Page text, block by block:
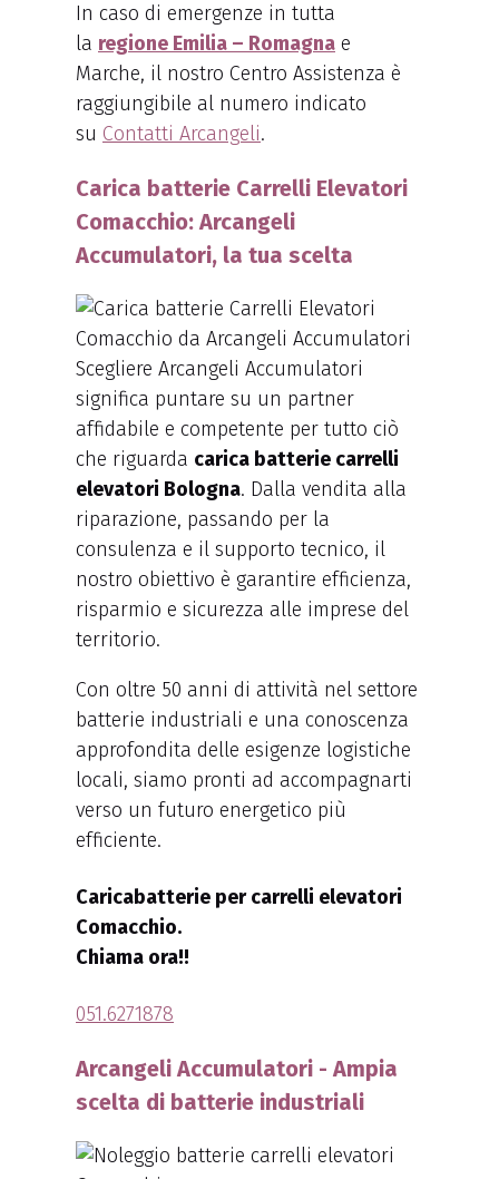
In caso di emergenze in tutta
la regione Emilia – Romagna e
Marche, il nostro Centro Assistenza è
raggiungibile al numero indicato
su Contatti Arcangeli.
Carica batterie Carrelli Elevatori
Comacchio: Arcangeli
Accumulatori, la tua scelta
Scegliere Arcangeli Accumulatori
significa puntare su un partner
affidabile e competente per tutto ciò
che riguarda carica batterie carrelli
elevatori Bologna. Dalla vendita alla
riparazione, passando per la
consulenza e il supporto tecnico, il
nostro obiettivo è garantire efficienza,
risparmio e sicurezza alle imprese del
territorio.
Con oltre 50 anni di attività nel settore
batterie industriali e una conoscenza
approfondita delle esigenze logistiche
locali, siamo pronti ad accompagnarti
verso un futuro energetico più
efficiente.
Caricabatterie per carrelli elevatori
Comacchio.
Chiama ora!!
051.6271878
Arcangeli Accumulatori - Ampia
scelta di batterie industriali